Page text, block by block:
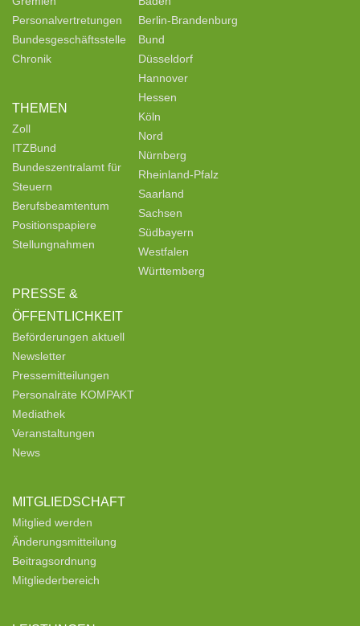
Personalvertretungen
Bundesgeschäftsstelle
Chronik
THEMEN
Zoll
ITZBund
Bundeszentralamt für
Steuern
Berufsbeamtentum
Positionspapiere
Stellungnahmen
PRESSE &
ÖFFENTLICHKEIT
Beförderungen aktuell
Newsletter
Pressemitteilungen
Personalräte KOMPAKT
Mediathek
Veranstaltungen
News
MITGLIEDSCHAFT
Mitglied werden
Änderungsmitteilung
Beitragsordnung
Mitgliederbereich
Berlin-Brandenburg
Bund
Düsseldorf
Hannover
Hessen
Köln
Nord
Nürnberg
Rheinland-Pfalz
Saarland
Sachsen
Südbayern
Westfalen
Württemberg